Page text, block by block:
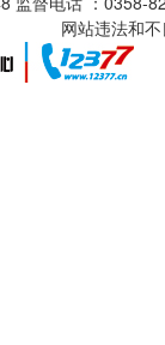
网站违法和